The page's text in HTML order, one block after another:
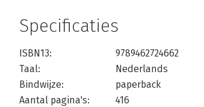
Specificaties
ISBN13:
9789462724662
Taal:
Nederlands
Bindwijze:
paperback
Aantal pagina's:
416